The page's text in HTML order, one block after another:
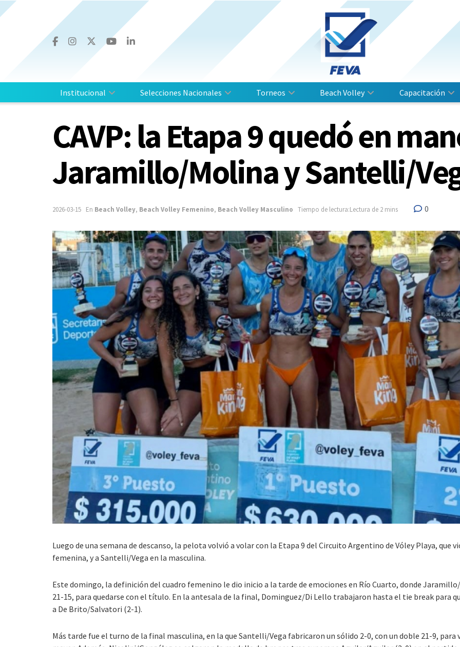
Institucional Selecciones Nacionales Torneos Beach Volley Capacitación
CAVP: la Etapa 9 quedó en
Jaramillo/Molina y Santelli/
2026-03-15 En Beach Volley, Beach Volley Femenino, Beach Volley Masculino Tiempo de lectura:Lectura de 2 mins 0
Luego de una semana de descanso, la pelota volvió a volar con la Etapa 9 del Circuito Argentino de Vóley Playa, que
femenina, y a Santelli/Vega en la masculina.
Este domingo, la definición del cuadro femenino le dio inicio a la tarde de emociones en Río Cuarto, donde Jaramillo/
21-15, para quedarse con el título. En la antesala de la final, Dominguez/Di Lello trabajaron hasta el tie break para
a De Brito/Salvatori (2-1).
Más tarde fue el turno de la final masculina, en la que Santelli/Vega fabricaron un sólido 2-0, con un doble 21-9, para